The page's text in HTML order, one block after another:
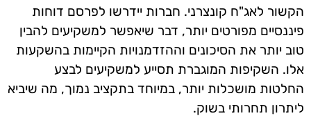
הקשור לאג"ח קונצרני. חברות יידרשו לפרסם דוחות
פיננסיים מפורטים יותר, דבר שיאפשר למשקיעים להבין
טוב יותר את הסיכונים וההזדמנויות הקיימות בהשקעות
אלו. השקיפות המוגברת תסייע למשקיעים לבצע
החלטות מושכלות יותר, במיוחד בתקציב נמוך, מה שיביא
ליתרון תחרותי בשוק.